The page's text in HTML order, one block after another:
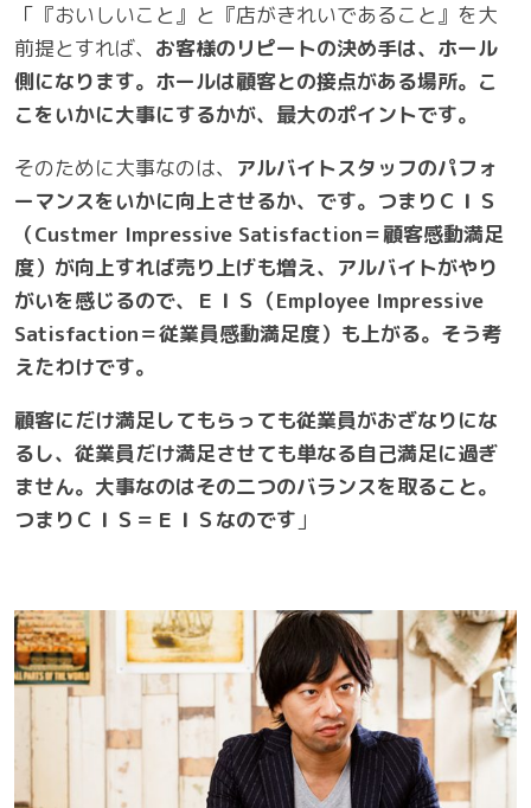
「『おいしいこと』と『店がきれいであること』を大
前提とすれば、 お客様のリピートの決め手は、ホール
側になります。ホールは顧客との接点がある場所。こ
こをいかに大事にするかが、最大のポイントです。
そのために大事なのは、 アルバイトスタッフのパフォ
ーマンスをいかに向上させるか、です。つまりＣＩＳ
（Custmer Impressive Satisfaction＝顧客感動満足
度）が向上すれば売り上げも増え、アルバイトがやり
がいを感じるので、ＥＩＳ（Employee Impressive
Satisfaction＝従業員感動満足度）も上がる。そう考
えたわけです。
顧客にだけ満足してもらっても従業員がおざなりにな
るし、従業員だけ満足させても単なる自己満足に過ぎ
ません。大事なのはその二つのバランスを取ること。
つまりＣＩＳ＝ＥＩＳなのです 」